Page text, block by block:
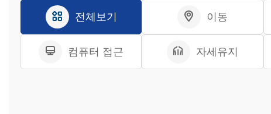
전체보기 이동
컴퓨터 접근 자세유지